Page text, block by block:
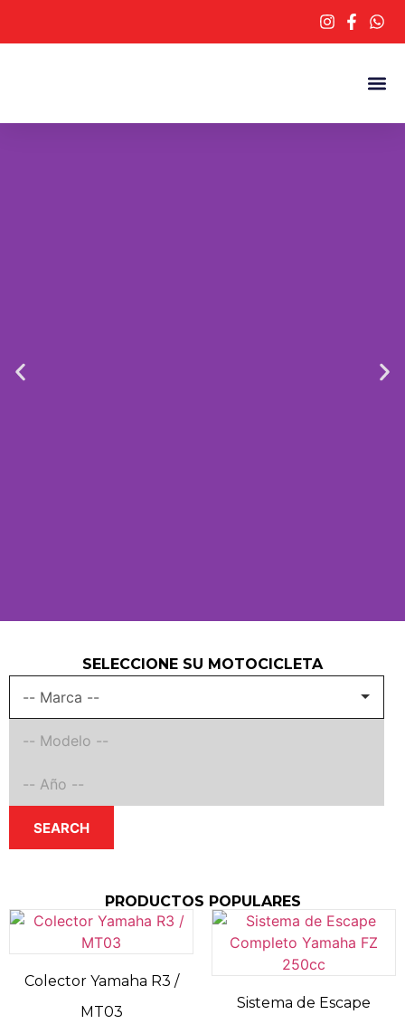
SELECCIONE SU MOTOCICLETA
SEARCH
PRODUCTOS POPULARES
Colector Yamaha R3 /
MT03
Sistema de Escape